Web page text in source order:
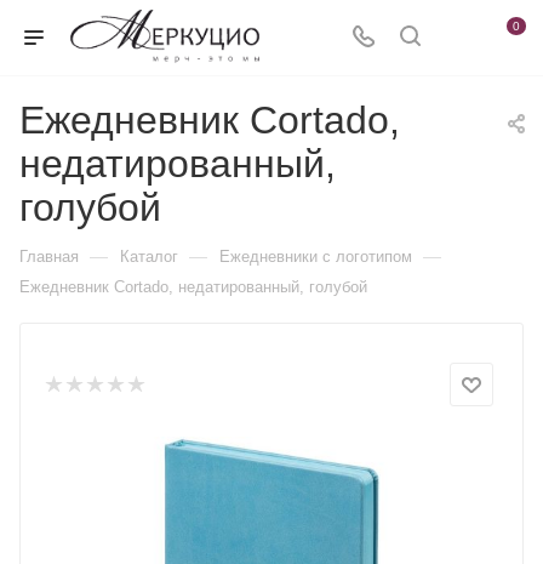
0
Ежедневник Cortado,
недатированный,
голубой
Главная — Каталог — Ежедневники c логотипом —
Ежедневник Cortado, недатированный, голубой